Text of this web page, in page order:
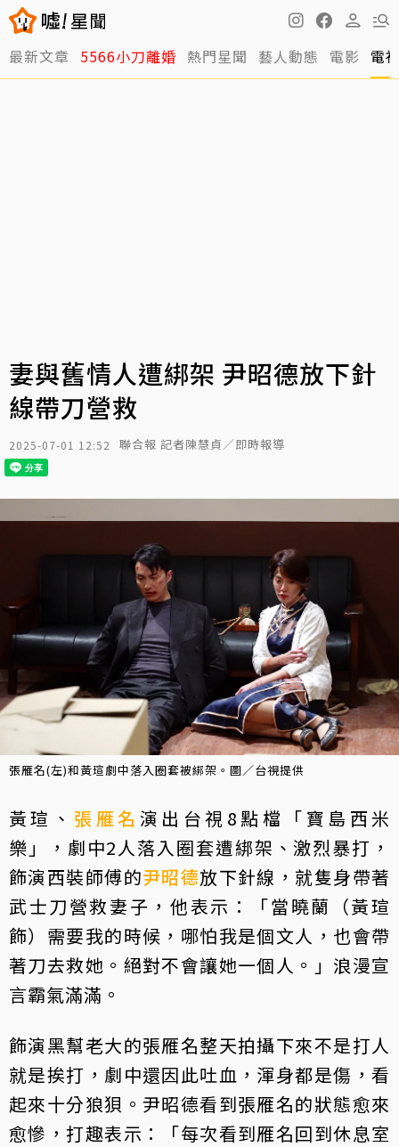
最新文章 5566小刀離婚 熱門星聞 藝人動態 電影 電
妻與舊情人遭綁架 尹昭德放下針
線帶刀營救
2025-07-01 12:52 聯合報 記者陳慧貞／即時報導
張雁名(左)和黃瑄劇中落入圈套被綁架。圖／台視提供
黃瑄、 張雁名 演出台視8點檔「寶島西米
樂」，劇中2人落入圈套遭綁架、激烈暴打，
飾演西裝師傅的尹昭德放下針線，就隻身帶著
武士刀營救妻子，他表示：「當曉蘭（黃瑄
飾）需要我的時候，哪怕我是個文人，也會帶
著刀去救她。絕對不會讓她一個人。」浪漫宣
言霸氣滿滿。
飾演黑幫老大的張雁名整天拍攝下來不是打人
就是挨打，劇中還因此吐血，渾身都是傷，看
起來十分狼狽。尹昭德看到張雁名的狀態愈來
愈慘，打趣表示：「每次看到雁名回到休息室